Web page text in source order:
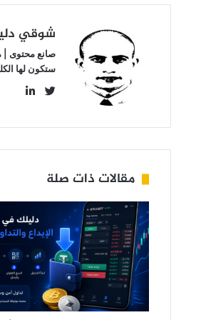
شوقي
صانع محتوى |
ستكون لها
مقالات ذات صلة